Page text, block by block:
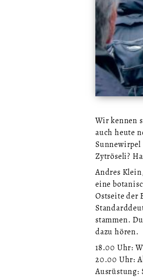
Wir kennen
auch heute
Sunnewirpel
Zytröseli?
Andres
eine
Ostseite der
stammen.
dazu hören.
18.00 Uhr:
20.00 Uhr:
Ausrüstung: